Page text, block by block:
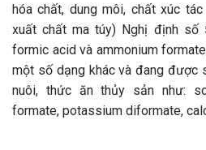
hóa chất, dung môi, chất xúc
xuất chất ma túy) Nghị định số
formic acid và ammonium
một số dạng khác và đang được
nuôi, thức ăn thủy sản như:
formate, potassium diformate,